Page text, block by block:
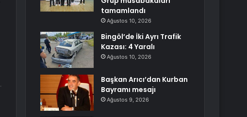
tamamlandı
Ağustos 10, 2026
Bingöl’de İki Ayrı Trafik
Kazası: 4 Yaralı
Ağustos 10, 2026
Başkan Arıcı’dan Kurban
Bayramı mesajı
Ağustos 9, 2026